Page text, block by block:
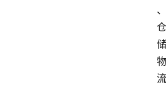
、
仓
储
物
流